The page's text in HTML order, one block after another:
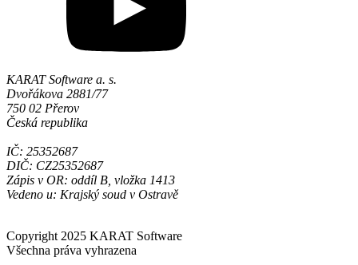
KARAT Software a. s.
Dvořákova 2881/77
750 02 Přerov
Česká republika
IČ: 25352687
DIČ: CZ25352687
Zápis v OR: oddíl B, vložka 1413
Vedeno u: Krajský soud v Ostravě
Copyright 2025 KARAT Software
Všechna práva vyhrazena